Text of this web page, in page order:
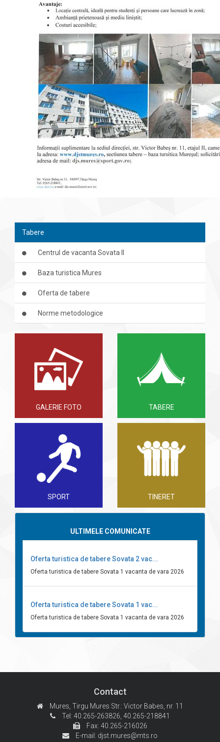
Tabere
Centrul de vacanta Sovata II
Baza turistica Mures
Oferta de tabere
Norme metodologice
GALERIE FOTO TABERE
SPORT TINERET
ULTIMELE COMUNICATE
Oferta turistica de tabere Sovata 2 vac...
Oferta turistica de tabere Sovata 1 vacanta de vara 2026
Oferta turistica de tabere Sovata 1 vac...
Oferta turistica de tabere Sovata 1 vacanta de vara 2026
Contact
Mures, Tirgu Mures Str.: Victor Babes, nr. 11
Tel: 40.265-263826, 40.265-218841
Fax: 40.265-216026
E-mail: djst.mures@mts.ro